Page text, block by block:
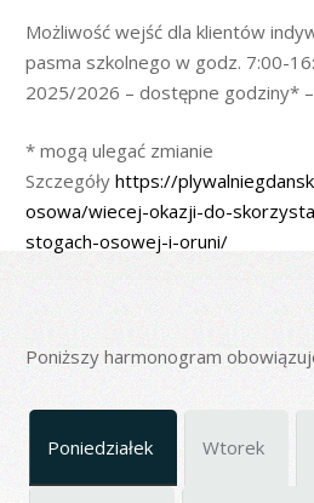
Możliwość wejść dla klientów
pasma szkolnego w godz. 7:00-
2025/2026 – dostępne godziny* –
* mogą ulegać zmianie
Szczegóły https://
osowa/wiecej-okazji-do-
stogach-osowej-i-oruni/
Poniższy harmonogram
Poniedziałek Wtorek